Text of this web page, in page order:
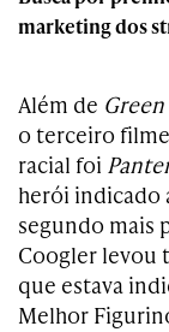
marketing dos
Além de
o terceiro
racial foi
herói indicado
segundo mais
Coogler levou
que estava
Melhor